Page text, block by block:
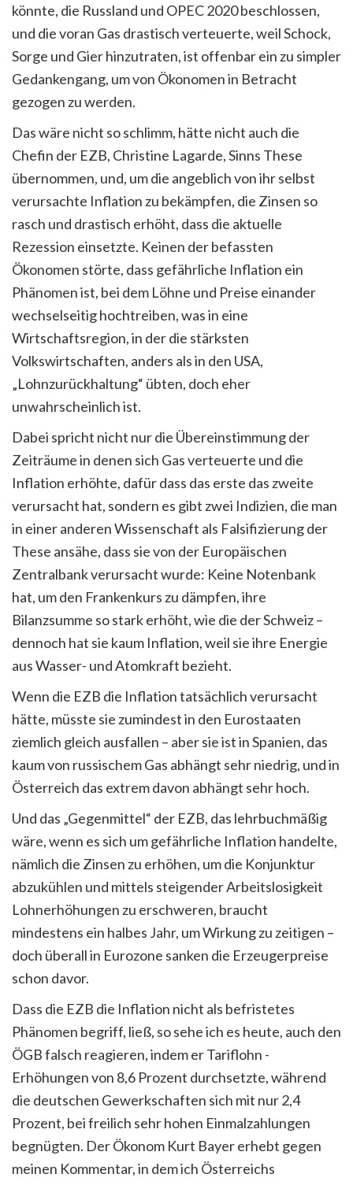
könnte, die Russland und OPEC 2020 beschlossen,
und die voran Gas drastisch verteuerte, weil Schock,
Sorge und Gier hinzutraten, ist offenbar ein zu simpler
Gedankengang, um von Ökonomen in Betracht
gezogen zu werden.
Das wäre nicht so schlimm, hätte nicht auch die
Chefin der EZB, Christine Lagarde, Sinns These
übernommen, und, um die angeblich von ihr selbst
verursachte Inflation zu bekämpfen, die Zinsen so
rasch und drastisch erhöht, dass die aktuelle
Rezession einsetzte. Keinen der befassten
Ökonomen störte, dass gefährliche Inflation ein
Phänomen ist, bei dem Löhne und Preise einander
wechselseitig hochtreiben, was in eine
Wirtschaftsregion, in der die stärksten
Volkswirtschaften, anders als in den USA,
„Lohnzurückhaltung“ übten, doch eher
unwahrscheinlich ist.
Dabei spricht nicht nur die Übereinstimmung der
Zeiträume in denen sich Gas verteuerte und die
Inflation erhöhte, dafür dass das erste das zweite
verursacht hat, sondern es gibt zwei Indizien, die man
in einer anderen Wissenschaft als Falsifizierung der
These ansähe, dass sie von der Europäischen
Zentralbank verursacht wurde: Keine Notenbank
hat, um den Frankenkurs zu dämpfen, ihre
Bilanzsumme so stark erhöht, wie die der Schweiz –
dennoch hat sie kaum Inflation, weil sie ihre Energie
aus Wasser- und Atomkraft bezieht.
Wenn die EZB die Inflation tatsächlich verursacht
hätte, müsste sie zumindest in den Eurostaaten
ziemlich gleich ausfallen – aber sie ist in Spanien, das
kaum von russischem Gas abhängt sehr niedrig, und in
Österreich das extrem davon abhängt sehr hoch.
Und das „Gegenmittel“ der EZB, das lehrbuchmäßig
wäre, wenn es sich um gefährliche Inflation handelte,
nämlich die Zinsen zu erhöhen, um die Konjunktur
abzukühlen und mittels steigender Arbeitslosigkeit
Lohnerhöhungen zu erschweren, braucht
mindestens ein halbes Jahr, um Wirkung zu zeitigen –
doch überall in Eurozone sanken die Erzeugerpreise
schon davor.
Dass die EZB die Inflation nicht als befristetes
Phänomen begriff, ließ, so sehe ich es heute, auch den
ÖGB falsch reagieren, indem er Tariflohn -
Erhöhungen von 8,6 Prozent durchsetzte, während
die deutschen Gewerkschaften sich mit nur 2,4
Prozent, bei freilich sehr hohen Einmalzahlungen
begnügten. Der Ökonom Kurt Bayer erhebt gegen
meinen Kommentar, in dem ich Österreichs